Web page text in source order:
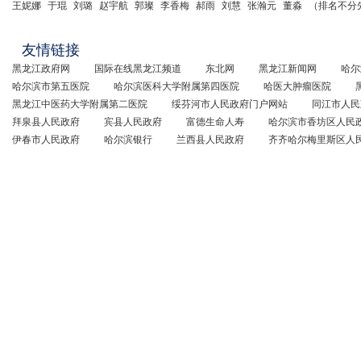
王妮娜 于琨 刘璐 赵宇航 郭璨 李香梅 郝雨 刘慧 张瀚元 董淼 （排名不
友情链接
黑龙江政府网 国际在线黑龙江频道 东北网 黑龙江新闻网
哈
哈尔滨市第五医院
哈尔滨医科大学附属第四医院 哈医大肿瘤医院
黑龙江中医药大学附属第二医院
绥芬河市人民政府门户网站
同江市人
拜泉县人民政府
宾县人民政府 富德生命人寿
哈尔滨市香坊区人民
伊春市人民政府
哈尔滨银行 兰西县人民政府 齐齐哈尔梅里斯区人